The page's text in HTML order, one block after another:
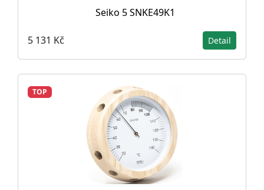
Seiko 5 SNKE49K1
5 131 Kč Detail
TOP